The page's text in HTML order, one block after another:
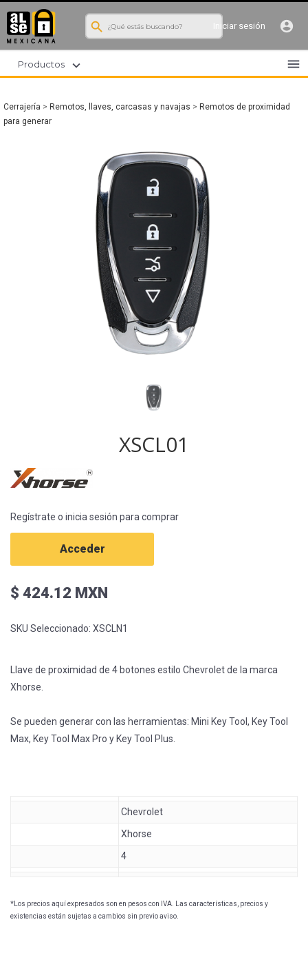
search Iniciar sesión account_circle
menu
Productos expand_more
Cerrajería > Remotos, llaves, carcasas y navajas > Remotos de proximidad
para generar
XSCL01
Regístrate o inicia sesión para comprar
Acceder
$ 424.12 MXN
SKU Seleccionado: XSCLN1
Llave de proximidad de 4 botones estilo Chevrolet de la marca
Xhorse.
Se pueden generar con las herramientas: Mini Key Tool, Key Tool
Max, Key Tool Max Pro y Key Tool Plus.
Chevrolet
Xhorse
4
*Los precios aquí expresados son en pesos con IVA. Las características, precios y
existencias están sujetas a cambios sin previo aviso.